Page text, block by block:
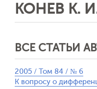
КОНЕВ К.
ВСЕ СТАТЬИ
2005 / Том 84 / № 6
К вопросу о